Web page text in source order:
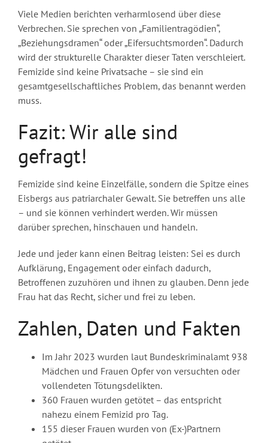
Viele Medien berichten verharmlosend über diese
Verbrechen. Sie sprechen von „Familientragödien“,
„Beziehungsdramen“ oder „Eifersuchtsmorden“. Dadurch
wird der strukturelle Charakter dieser Taten verschleiert.
Femizide sind keine Privatsache – sie sind ein
gesamtgesellschaftliches Problem, das benannt werden
muss.
Fazit: Wir alle sind
gefragt!
Femizide sind keine Einzelfälle, sondern die Spitze eines
Eisbergs aus patriarchaler Gewalt. Sie betreffen uns alle
– und sie können verhindert werden. Wir müssen
darüber sprechen, hinschauen und handeln.
Jede und jeder kann einen Beitrag leisten: Sei es durch
Aufklärung, Engagement oder einfach dadurch,
Betroffenen zuzuhören und ihnen zu glauben. Denn jede
Frau hat das Recht, sicher und frei zu leben.
Zahlen, Daten und Fakten
Im Jahr 2023 wurden laut Bundeskriminalamt 938
Mädchen und Frauen Opfer von versuchten oder
vollendeten Tötungsdelikten.
360 Frauen wurden getötet – das entspricht
nahezu einem Femizid pro Tag.
155 dieser Frauen wurden von (Ex-)Partnern